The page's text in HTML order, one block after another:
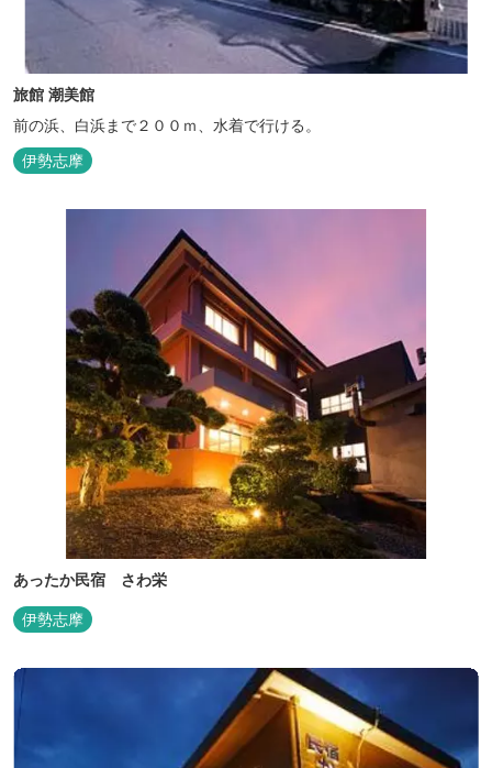
旅館 潮美館
前の浜、白浜まで２００ｍ、水着で行ける。
伊勢志摩
あったか民宿 さわ栄
伊勢志摩